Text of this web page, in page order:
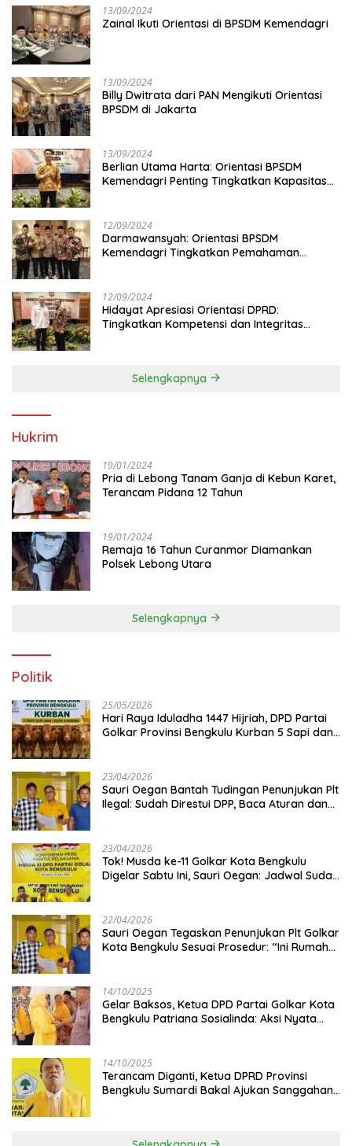
13/09/2024
Zainal Ikuti Orientasi di BPSDM Kemendagri
13/09/2024
Billy Dwitrata dari PAN Mengikuti Orientasi
BPSDM di Jakarta
13/09/2024
Berlian Utama Harta: Orientasi BPSDM
Kemendagri Penting Tingkatkan Kapasitas
12/09/2024
Darmawansyah: Orientasi BPSDM
Kemendagri Tingkatkan Pemahaman
12/09/2024
Hidayat Apresiasi Orientasi DPRD:
Tingkatkan Kompetensi dan Integritas
Selengkapnya
Hukrim
19/01/2024
Pria di Lebong Tanam Ganja di Kebun Karet,
Terancam Pidana 12 Tahun
19/01/2024
Remaja 16 Tahun Curanmor Diamankan
Polsek Lebong Utara
Selengkapnya
Politik
25/05/2026
Hari Raya Iduladha 1447 Hijriah, DPD Partai
Golkar Provinsi Bengkulu Kurban 5 Sapi dan 1
23/04/2026
Sauri Oegan Bantah Tudingan Penunjukan Plt
Ilegal: Sudah Direstui DPP, Baca Aturan dan
23/04/2026
‎Tok! Musda ke-11 Golkar Kota Bengkulu
Digelar Sabtu Ini, Sauri Oegan: Jadwal Sudah
22/04/2026
Sauri Oegan Tegaskan Penunjukan Plt Golkar
Kota Bengkulu Sesuai Prosedur: “Ini Rumah
14/10/2025
‎Gelar Baksos, Ketua DPD Partai Golkar Kota
Bengkulu Patriana Sosialinda: Aksi Nyata
14/10/2025
Terancam Diganti, Ketua DPRD Provinsi
Bengkulu Sumardi Bakal Ajukan Sanggahan